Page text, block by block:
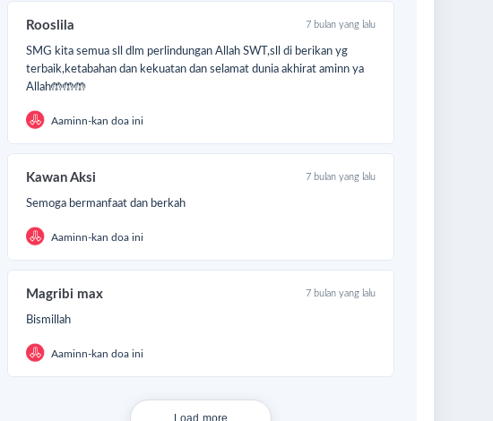
Rooslila 7 bulan yang lalu
SMG kita semua sll dlm perlindungan Allah SWT,sll di berikan yg
terbaik,ketabahan dan kekuatan dan selamat dunia akhirat aminn ya
Allah🤲🤲🤲
Aaminn-kan doa ini
Kawan Aksi 7 bulan yang lalu
Semoga bermanfaat dan berkah
Aaminn-kan doa ini
Magribi max 7 bulan yang lalu
Bismillah
Aaminn-kan doa ini
Load more